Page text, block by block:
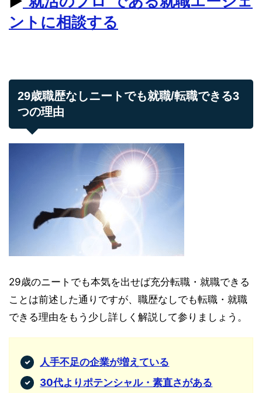
ントに相談する
29歳職歴なしニートでも就職/転職できる3
つの理由
29歳のニートでも本気を出せば充分転職・就職できる
ことは前述した通りですが、職歴なしでも転職・就職
できる理由をもう少し詳しく解説して参りましょう。
人手不足の企業が増えている
30代よりポテンシャル・素直さがある